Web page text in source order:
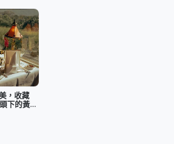
，收藏
下的黃金